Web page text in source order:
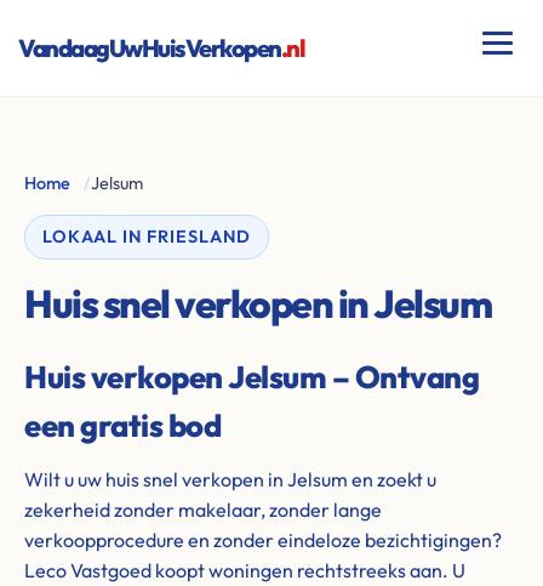
VandaagUwHuisVerkopen.nl
Home /Jelsum
LOKAAL IN FRIESLAND
Huis snel verkopen in Jelsum
Huis verkopen Jelsum – Ontvang
een gratis bod
Wilt u uw huis snel verkopen in Jelsum en zoekt u
zekerheid zonder makelaar, zonder lange
verkoopprocedure en zonder eindeloze bezichtigingen?
Leco Vastgoed koopt woningen rechtstreeks aan. U